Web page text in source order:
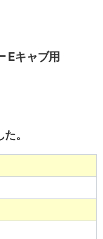
Eキャブ用
。